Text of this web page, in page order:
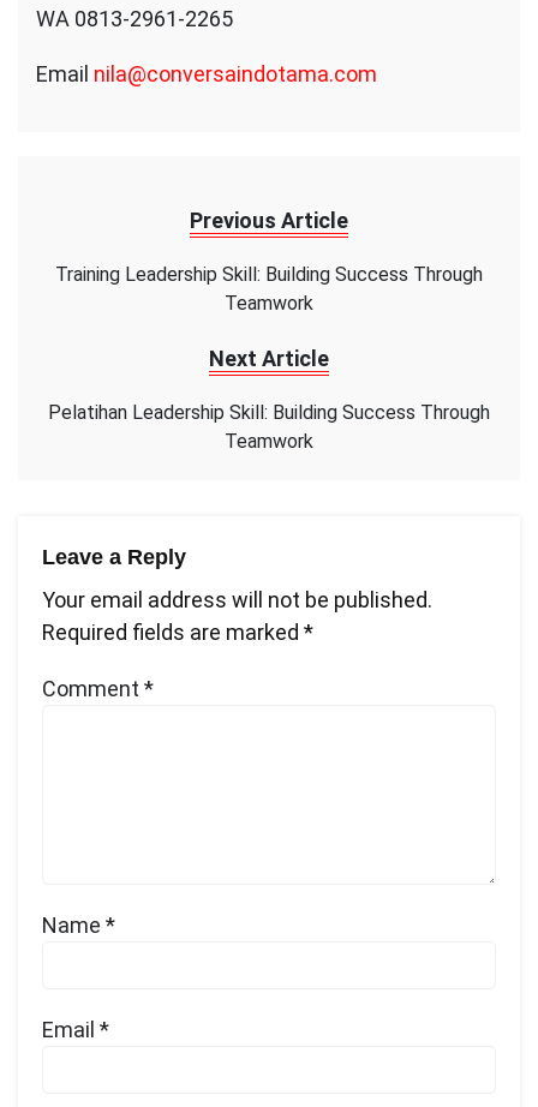
WA 0813-2961-2265
Email nila@conversaindotama.com
Previous Article
Training Leadership Skill: Building Success Through
Teamwork
Next Article
Pelatihan Leadership Skill: Building Success Through
Teamwork
Leave a Reply
Your email address will not be published.
Required fields are marked *
Comment *
Name *
Email *